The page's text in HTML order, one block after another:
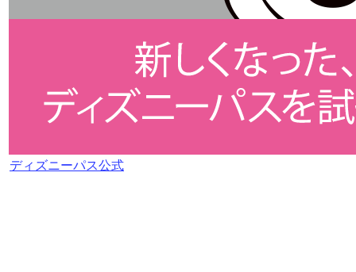
ディズニーパス公式